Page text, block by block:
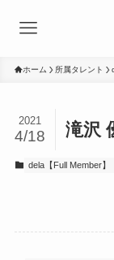
ホーム 所属タレント
滝沢
2021
4/18
dela【Full Member】